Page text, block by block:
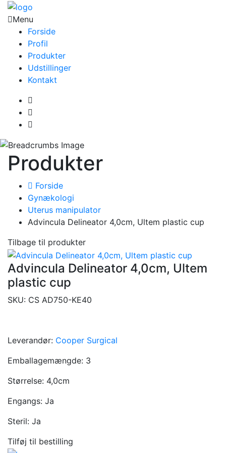
Menu
Forside
Profil
Produkter
Udstillinger
Kontakt
Produkter
Forside
Gynækologi
Uterus manipulator
Advincula Delineator 4,0cm, Ultem plastic cup
Tilbage til produkter
Advincula Delineator 4,0cm, Ultem
plastic cup
SKU: CS AD750-KE40
Leverandør: Cooper Surgical
Emballagemængde: 3
Størrelse: 4,0cm
Engangs: Ja
Steril: Ja
Tilføj til bestilling